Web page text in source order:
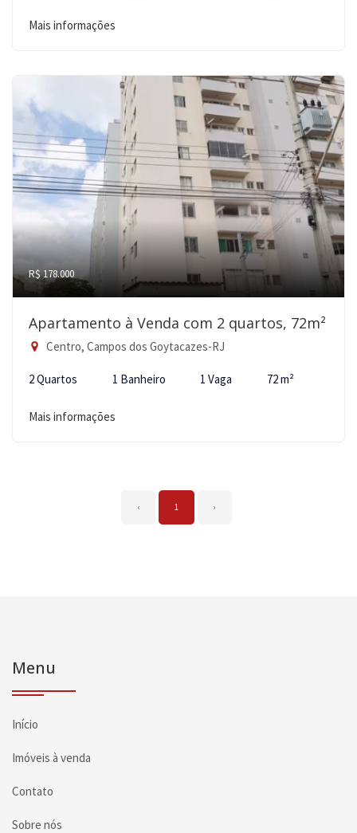
Mais informações
R$ 178.000
Apartamento à Venda com 2 quartos, 72m²
Centro, Campos dos Goytacazes-RJ
2 Quartos 1 Banheiro 1 Vaga 72 m²
Mais informações
‹ 1 ›
Menu
Início
Imóveis à venda
Contato
Sobre nós